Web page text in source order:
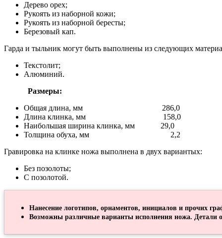
Дерево орех;
Рукоять из наборной кожи;
Рукоять из наборной бересты;
Березовый кап.
Гарда и тыльник могут быть выполнены из следующих
Текстолит;
Алюминий.
Размеры:
Общая длина, мм 286,0
Длина клинка, мм 158,0
Наибольшая ширина клинка, мм 29,0
Толщина обуха, мм 2,2
Гравировка на клинке ножа выполнена в двух вариантых:
Без позолоты;
С позолотой.
Нанесение логотипов, орнаментов, инициалов и прочих
Возможны различные варианты исполнения ножа. Детали